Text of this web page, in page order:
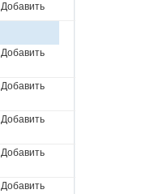
Добавить
Добавить
Добавить
Добавить
Добавить
Добавить